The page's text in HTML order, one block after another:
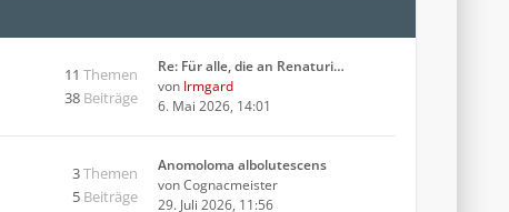
11 Themen
38 Beiträge
Re: Für alle, die an Renaturi…
von Irmgard
6. Mai 2026, 14:01
3Themen
5 Beiträge
Anomoloma albolutescens
vonCognacmeister
29. Juli 2026, 11:56